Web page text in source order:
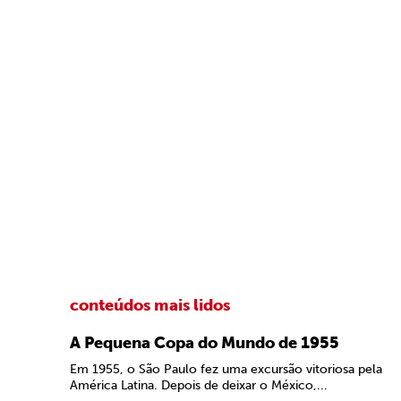
conteúdos mais lidos
A Pequena Copa do Mundo de 1955
Em 1955, o São Paulo fez uma excursão vitoriosa pela
América Latina. Depois de deixar o México,...